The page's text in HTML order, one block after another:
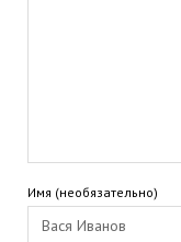
Имя (необязательно)